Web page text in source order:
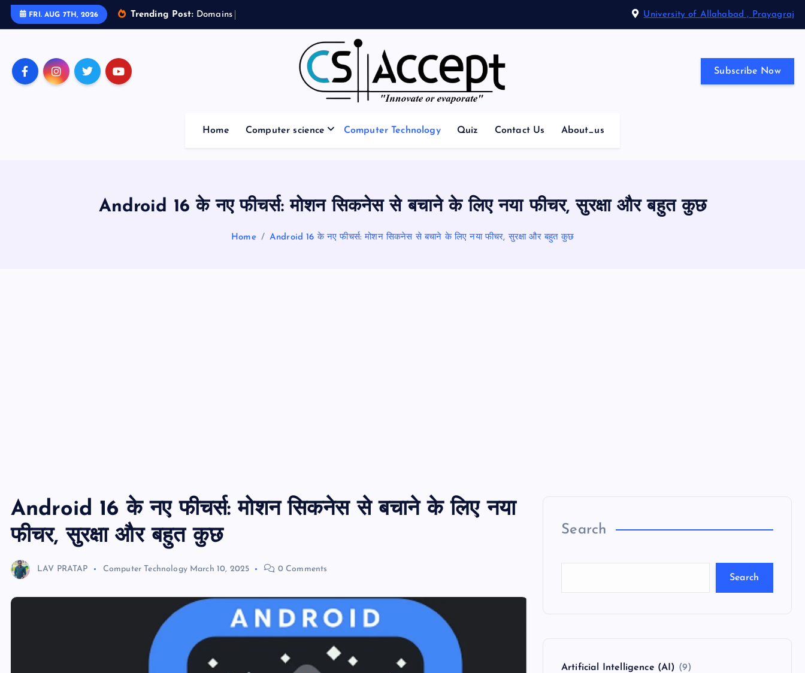
FRI. AUG 7TH, 2026 Trending Post: Doma ins University of Allahabad , Prayagraj
Innovate or Evaporate Subscribe Now
Home Computer science Computer Technology Quiz Contact Us About_us
Android 16 के नए फीचर्स: मोशन सिकनेस से बचाने के लिए नया फीचर, सुरक्षा और बहुत कुछ
Home Android 16 के नए फीचर्स: मोशन सिकनेस से बचाने के लिए नया फीचर, सुरक्षा और बहुत कुछ
Android 16 के नए फीचर्स: मोशन सिकनेस से बचाने के लिए नया
फीचर, सुरक्षा और बहुत कुछ
LAV PRATAP Computer Technology March 10, 2025 0 Comments
Search
Search
Artificial Intelligence (AI) (9)